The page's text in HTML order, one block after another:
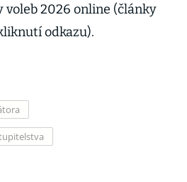
voleb 2026 online (články
odkazu).